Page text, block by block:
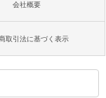
会社概要
取引法に基づく表示